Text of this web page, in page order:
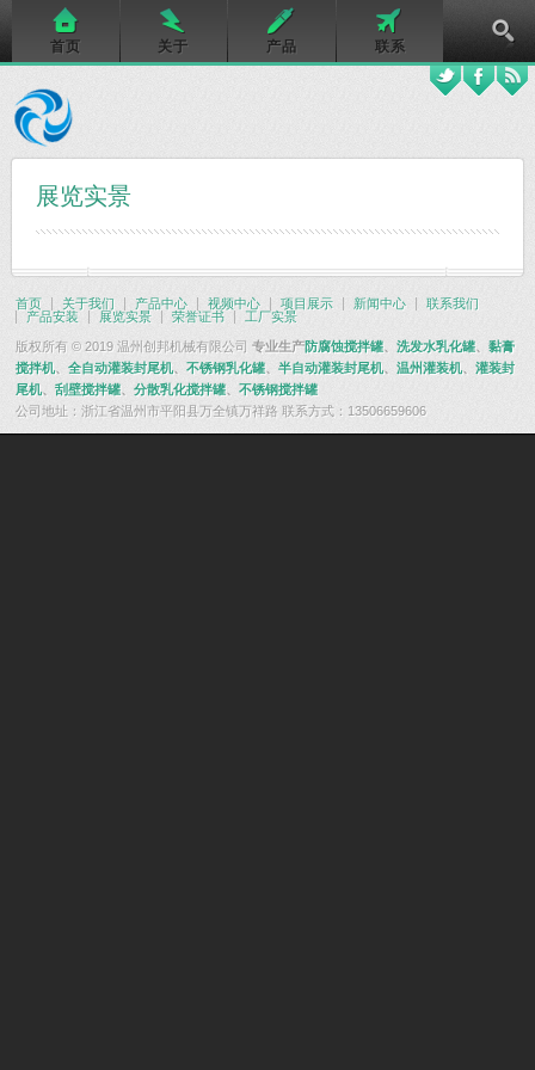
首页 关于 产品 联系
展览实景
首页 关于我们 产品中心 视频中心 项目展示 新闻中心
联系我们
产品安装
展览实景 荣誉证书 工厂实景
版权所有 © 2019 温州创邦机械有限公司 专业生产防腐蚀搅拌罐 洗发水乳化罐、 黏膏
搅拌机、 全自动灌装封尾机 不锈钢乳化罐 半自动灌装封尾机 温州灌装机
灌装封
尾机
刮壁搅拌罐 分散乳化搅拌罐、 不锈钢搅拌罐
公司地址：浙江省温州市平阳县万全镇万祥路 联系方式：13506659606